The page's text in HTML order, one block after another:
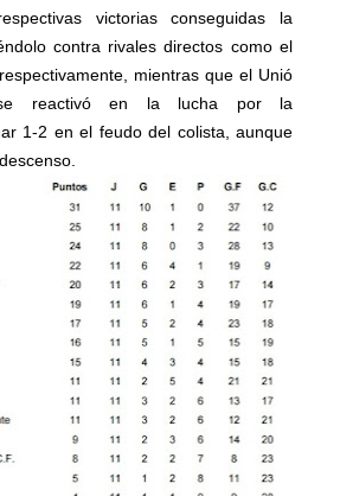
victorias conseguidas la
contra rivales directos como el
mientras que el Unió
se reactivó en la lucha por la
1-2 en el feudo del colista, aunque